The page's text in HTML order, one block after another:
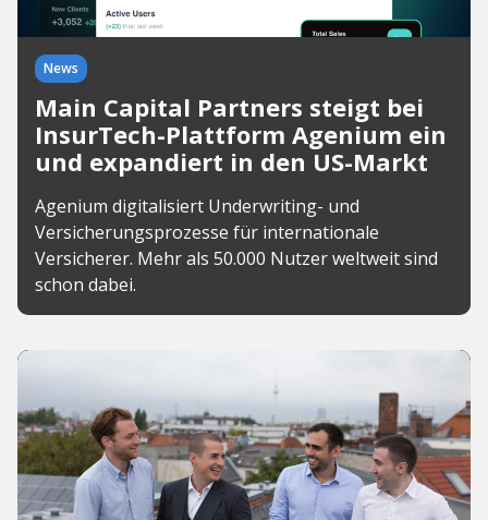
News
Main Capital Partners steigt bei
InsurTech-Plattform Agenium ein
und expandiert in den US-Markt
Agenium digitalisiert Underwriting- und
Versicherungsprozesse für internationale
Versicherer. Mehr als 50.000 Nutzer weltweit sind
schon dabei.